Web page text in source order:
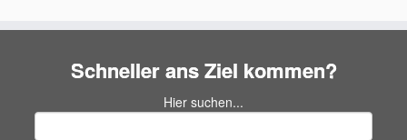
Schneller ans Ziel kommen?
Hier suchen...
Suchen